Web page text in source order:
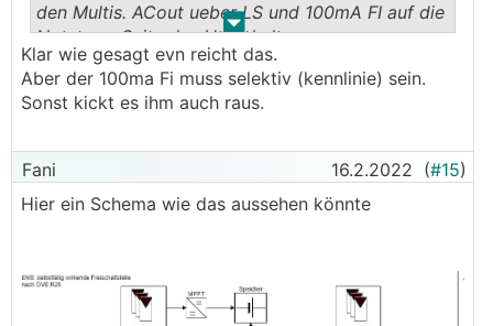
. .
den Multis. ACout ueber LS und 100mA FI auf die
Notstrom Seite des Umschalters.
Mit der Konstellation reicht in NÖ auch der
eingebaute NA Schutz, weil er im Notstrom
Klar wie gesagt evn reicht das.
Aber der 100ma Fi muss selektiv (kennlinie) sein.
Sonst kickt es ihm auch raus.
Fani 16.2.2022 (#15)
Hier ein Schema wie das aussehen könnte